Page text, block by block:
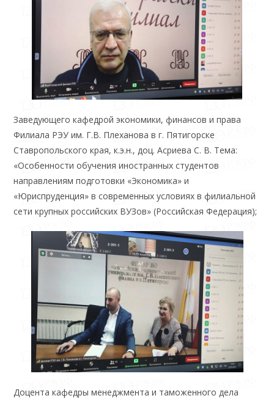
Заведующего кафедрой экономики, финансов и права
Филиала РЭУ им. Г.В. Плеханова в г. Пятигорске
Ставропольского края, к.э.н., доц. Асриева С. В. Тема:
«Особенности обучения иностранных студентов
направлениям подготовки «Экономика» и
«Юриспруденция» в современных условиях в филиальной
сети крупных российских ВУЗов» (Российская Федерация);
Доцента кафедры менеджмента и таможенного дела